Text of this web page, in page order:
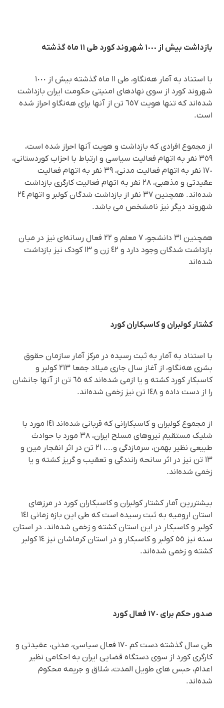
بازداشت بیش از ١٠٠٠ شهروند کورد طی ١١ ماه گذشتە
با استناد بە آمار هەنگاو، طی ١١ ماه گذشتە بیش از ١٠٠٠
شهروند کورد از سوی نهادهای امنیتی حکومت ایران بازداشت
شدەاند کە تنها هویت ٦٥٧ تن از آنها برای هەنگاو احراز شدە
است.
از مجموع افرادی کە بازداشت و هویت آنها احراز شدە است،
٣٥٩ نفر بە اتهام فعالیت سیاسی و ارتباط با احزاب کوردستانی،
١٧٠ نفر بە اتهام فعالیت مدنی، ٣٩ نفر بە اتهام فعالیت
عقیدتی و مذهبی، ٢٨ نفر بە اتهام فعالیت کارگری بازداشت
شدەاند. همچنین ٣٧ نفر از بازداشت شدگان کولبر و اتهام ٢٤
شهروند دیگر نیز نامشخص می باشد.
همچنین ٣١ دانشجو، ٧ معلم و ٢٢ فعال رسانەای نیز در میان
بازداشت شدگان وجود دارد و ٤٢ زن و ١٣ کودک نیز بازداشت
شدەاند
کشتار کولبران و کاسبکاران کورد
با استناد بە آمار بە ثبت رسیدە در مرکز آمار سازمان حقوق
بشری هەنگاو، از آغاز سال جاری میلاد جمعا ٢١٣ کولبر و
کاسبکار کورد کشتە و یا ازمی شدەاند کە ٦٥ تن از آنها جانشان
را از دست دادە و ١٤٨ تن نیز زخمی شدەاند.
از مجموع کولبران و کاسبکارانی کە قربانی شدەاند ١٤١ مورد با
شلیک مستقیم نیروهای مسلح ایران، ٣٨ مورد با حوادث
طبیعی نظیر بهمن، سرمازدگی و...، ٢١ تن در اثر انفجار مین و
١٣ تن نیز در اثر سانحە رانندگی و تعقیب و گریز کشتە و یا
زخمی شدەاند.
بیشتررین آمار کشتار کولبران و کاسبکاران کورد در مرزهای
استان ارومیە بە ثبت رسیدە است کە طی این بازە زمانی ١٤١
کولبر و کاسبکار در این استان کشتە و زخمی شدەاند. در استان
سنە نیز ٥٥ کولبر و کاسبکار و در استان کرماشان نیز ١٤ کولبر
کشتە و زخمی شدەاند.
صدور حکم برای ١٧٠ فعال کورد
طی سال گذشتە دست کم ١٧٠ فعال سیاسی، مدنی، عقیدتی و
کارگری کورد از سوی دستگاه قضایی ایران بە احکامی نظیر
اعدام، حبس های طویل المدت، شلاق و جریمە محکوم
شدەاند.